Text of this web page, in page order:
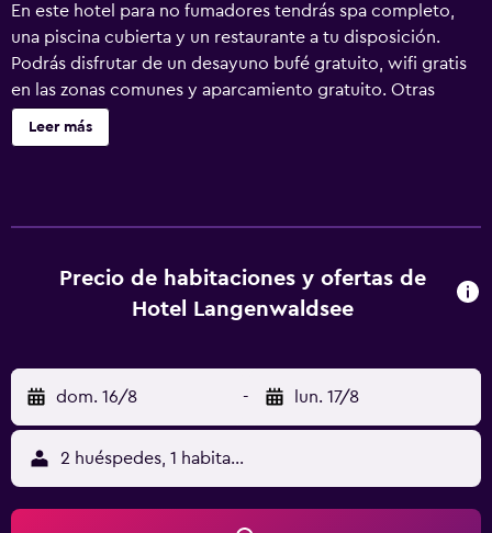
En este hotel para no fumadores tendrás spa completo,
una piscina cubierta y un restaurante a tu disposición.
Podrás disfrutar de un desayuno bufé gratuito, wifi gratis
en las zonas comunes y aparcamiento gratuito. Otras
instalaciones incluyen una sauna, una cafetería y servicios
de spa. Hotel Langenwaldsee ofrece 38 alojamientos con
limpieza todos los días. Los servicios de ocio y
esparcimiento en este hotel incluyen una piscina cubierta
instalaciones o cerca del alojamiento (es posible que se
aplique un recargo).
Leer más
Precio de habitaciones y ofertas de
Hotel Langenwaldsee
dom. 16/8 - lun. 17/8
2 huéspedes, 1 habitación